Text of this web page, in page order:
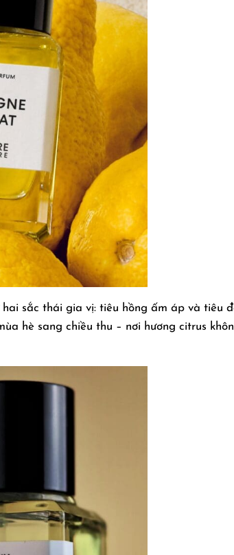
sắc thái gia vị: tiêu hồng ấm áp và tiêu
hè sang chiều thu – nơi hương citrus